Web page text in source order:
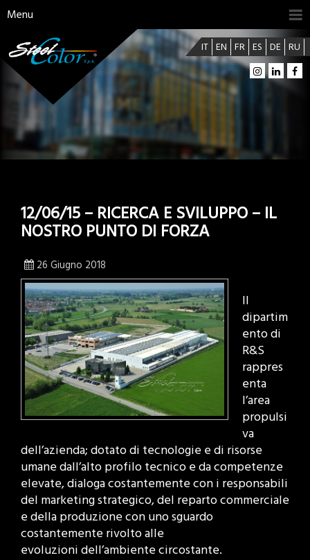
Menu
IT EN FR ES DE RU
12/06/15 – RICERCA E SVILUPPO – IL
NOSTRO PUNTO DI FORZA
26 Giugno 2018
Il
dipartim
ento di
R&S
rappres
enta
l’area
propulsi
va
dell’azienda; dotato di tecnologie e di risorse
umane dall’alto profilo tecnico e da competenze
elevate, dialoga costantemente con i responsabili
del marketing strategico, del reparto commerciale
e della produzione con uno sguardo
costantemente rivolto alle
evoluzioni dell’ambiente circostante.